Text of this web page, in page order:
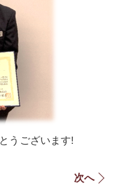
とうございます!
次へ